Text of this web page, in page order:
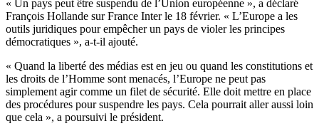
« Un pays peut être suspendu de l’Union européenne », a déclaré
François Hollande sur France Inter le 18 février. « L’Europe a les
outils juridiques pour empêcher un pays de violer les principes
démocratiques », a-t-il ajouté.
« Quand la liberté des médias est en jeu ou quand les constitutions et
les droits de l’Homme sont menacés, l’Europe ne peut pas
simplement agir comme un filet de sécurité. Elle doit mettre en place
des procédures pour suspendre les pays. Cela pourrait aller aussi loin
que cela », a poursuivi le président.